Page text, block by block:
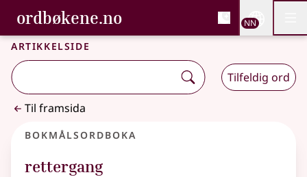
Gå til hovudinnhald
Tilgjenge
ordbøkene.no, Bokmålsordboka og
Bokmålsordboka og Nynorskordboka
NN
Artikkelside
Tilfeldig ord
Til framsida
Bokmålsordboka
rettergang